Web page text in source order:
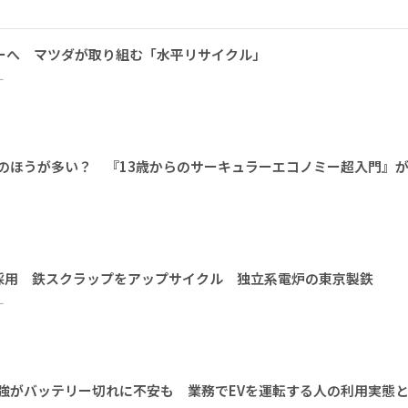
マツダが取り組む「水平リサイクル」
ほうが多い？ 『13歳からのサーキュラーエコノミー超入門』
用 鉄スクラップをアップサイクル 独立系電炉の東京製鉄
がバッテリー切れに不安も 業務でEVを運転する人の利用実態